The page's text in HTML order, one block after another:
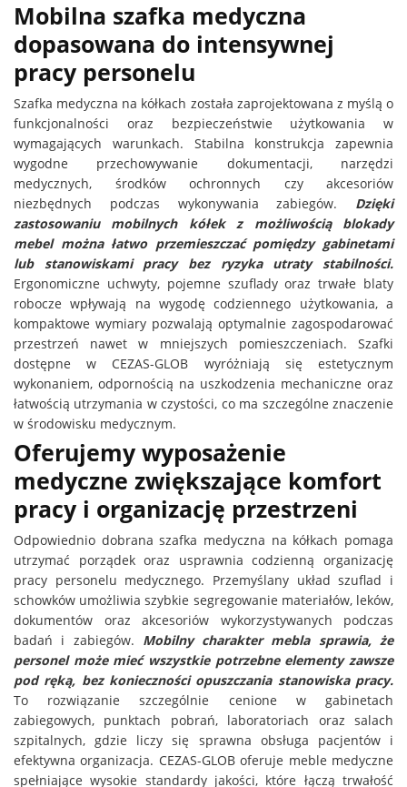
Mobilna szafka medyczna
dopasowana do intensywnej
pracy personelu
Szafka medyczna na kółkach została zaprojektowana z myślą o
funkcjonalności oraz bezpieczeństwie użytkowania w
wymagających warunkach. Stabilna konstrukcja zapewnia
wygodne przechowywanie dokumentacji, narzędzi
medycznych, środków ochronnych czy akcesoriów
niezbędnych podczas wykonywania zabiegów. Dzięki
zastosowaniu mobilnych kółek z możliwością blokady
mebel można łatwo przemieszczać pomiędzy gabinetami
lub stanowiskami pracy bez ryzyka utraty stabilności.
Ergonomiczne uchwyty, pojemne szuflady oraz trwałe blaty
robocze wpływają na wygodę codziennego użytkowania, a
kompaktowe wymiary pozwalają optymalnie zagospodarować
przestrzeń nawet w mniejszych pomieszczeniach. Szafki
dostępne w CEZAS-GLOB wyróżniają się estetycznym
wykonaniem, odpornością na uszkodzenia mechaniczne oraz
łatwością utrzymania w czystości, co ma szczególne znaczenie
w środowisku medycznym.
Oferujemy wyposażenie
medyczne zwiększające komfort
pracy i organizację przestrzeni
Odpowiednio dobrana szafka medyczna na kółkach pomaga
utrzymać porządek oraz usprawnia codzienną organizację
pracy personelu medycznego. Przemyślany układ szuflad i
schowków umożliwia szybkie segregowanie materiałów, leków,
dokumentów oraz akcesoriów wykorzystywanych podczas
badań i zabiegów. Mobilny charakter mebla sprawia, że
personel może mieć wszystkie potrzebne elementy zawsze
pod ręką, bez konieczności opuszczania stanowiska pracy.
To rozwiązanie szczególnie cenione w gabinetach
zabiegowych, punktach pobrań, laboratoriach oraz salach
szpitalnych, gdzie liczy się sprawna obsługa pacjentów i
efektywna organizacja. CEZAS-GLOB oferuje meble medyczne
spełniające wysokie standardy jakości, które łączą trwałość